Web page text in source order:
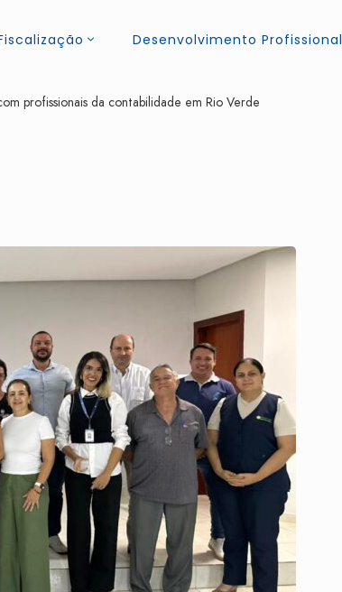
Desenvolvimento Profissional
profissionais da contabilidade em Rio Verde